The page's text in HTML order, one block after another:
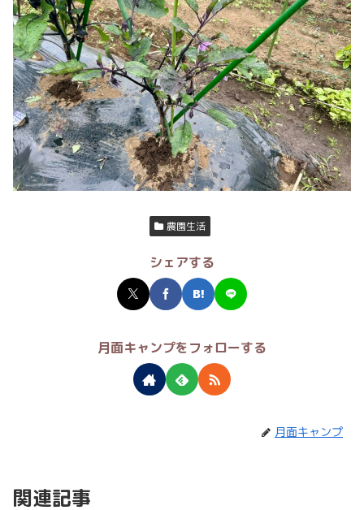
農園生活
シェアする
月面キャンプをフォローする
月面キャンプ
関連記事